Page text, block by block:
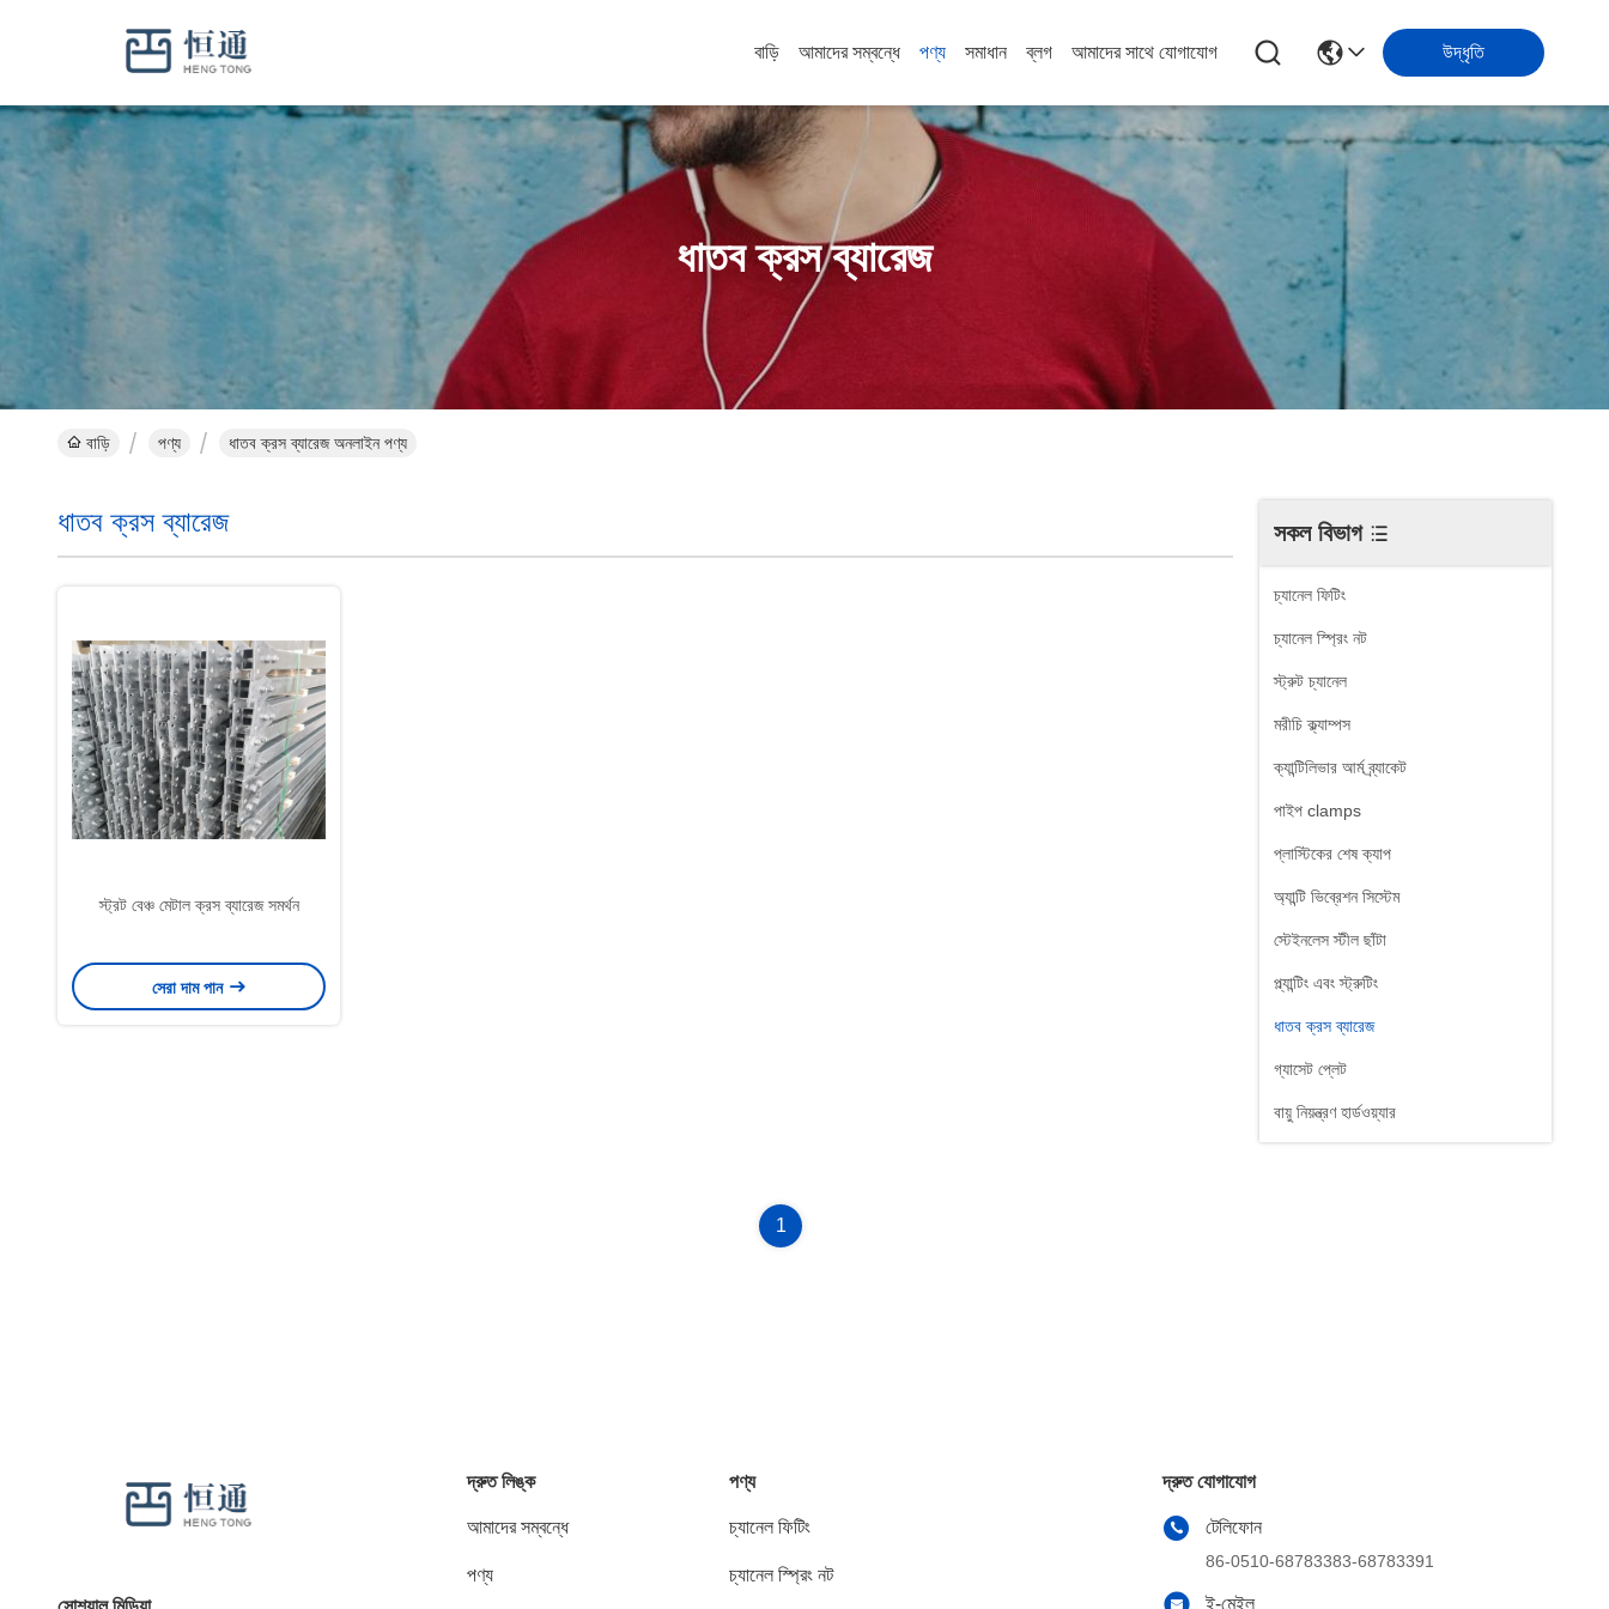
বাড়ি আমাদের সম্বন্ধে পণ্য সমাধান ব্লগ আমাদের সাথে যোগাযোগ উদ্ধৃতি
ধাতব ক্রস ব্যারেজ
বাড়ি পণ্য ধাতব ক্রস ব্যারেজ অনলাইন পণ্য
সকল বিভাগ
চ্যানেল ফিটিং
চ্যানেল স্প্রিং নট
স্ট্রুট চ্যানেল
মরীচি ক্ল্যাম্পস
ক্যান্টিলিভার আর্ম ব্র্যাকেট
পাইপ clamps
প্লাস্টিকের শেষ ক্যাপ
অ্যান্টি ভিব্রেশন সিস্টেম
স্টেইনলেস স্টীল ছাঁটা
প্ল্যান্টিং এবং স্ট্রুটিং
ধাতব ক্রস ব্যারেজ
গ্যাসেট প্লেট
বায়ু নিয়ন্ত্রণ হার্ডওয়্যার
ধাতব ক্রস ব্যারেজ
স্ট্রট বেঞ্চ মেটাল ক্রস ব্যারেজ সমর্থন
সেরা দাম পান
1
দ্রুত লিঙ্ক
আমাদের সম্বন্ধে
পণ্য
পণ্য
চ্যানেল ফিটিং
চ্যানেল স্প্রিং নট
দ্রুত যোগাযোগ
টেলিফোন
86-0510-68783383-68783391
ই-মেইল